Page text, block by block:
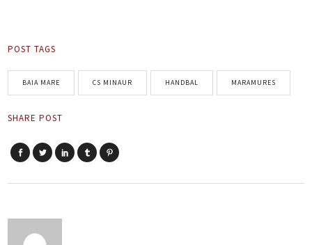
POST TAGS
BAIA MARE CS MINAUR HANDBAL MARAMURES
SHARE POST